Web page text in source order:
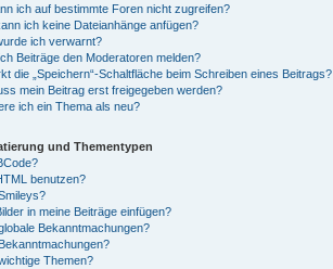
ich auf bestimmte Foren nicht zugreifen?
ich keine Dateianhänge anfügen?
ich verwarnt?
Beiträge den Moderatoren melden?
die „Speichern“-Schaltfläche beim Schreiben eines Beitrags?
mein Beitrag erst freigegeben werden?
ich ein Thema als neu?
und Thementypen
benutzen?
in meine Beiträge einfügen?
Bekanntmachungen?
Themen?